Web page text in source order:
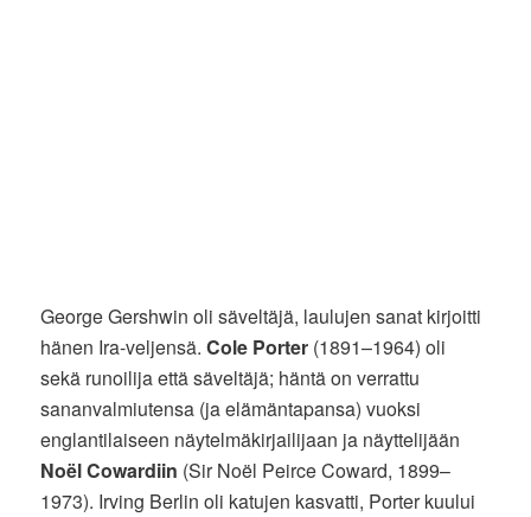
George Gershwin oli säveltäjä, laulujen sanat kirjoitti
hänen Ira-veljensä.Cole Porter (1891–1964) oli
sekä runoilija että säveltäjä; häntä on verrattu
sananvalmiutensa (ja elämäntapansa) vuoksi
englantilaiseen näytelmäkirjailijaan ja näyttelijään
Noël Cowardiin (Sir Noël Peirce Coward, 1899–
1973). Irving Berlin oli katujen kasvatti, Porter kuului